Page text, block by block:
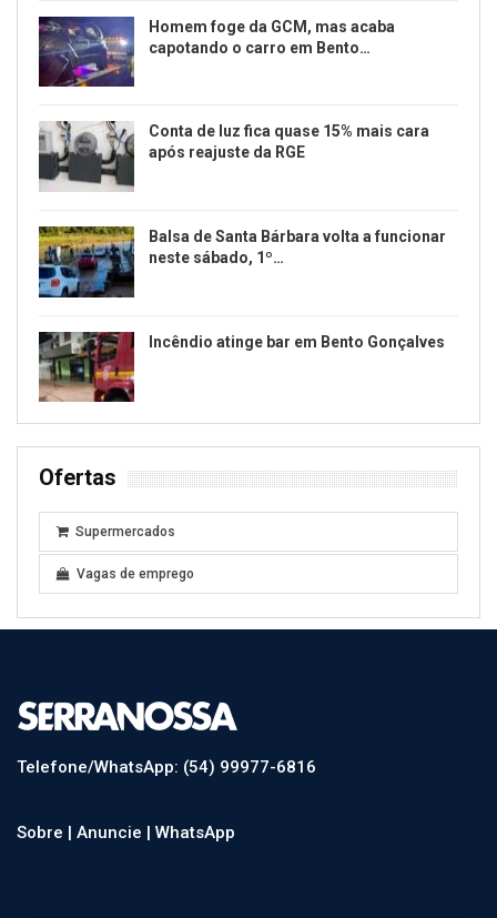
Homem foge da GCM, mas acaba
capotando o carro em Bento…
Conta de luz fica quase 15% mais cara
após reajuste da RGE
Balsa de Santa Bárbara volta a funcionar
neste sábado, 1º…
Incêndio atinge bar em Bento Gonçalves
Ofertas
Supermercados
Vagas de emprego
Telefone/WhatsApp: (54) 99977-6816
Sobre | Anuncie | WhatsApp